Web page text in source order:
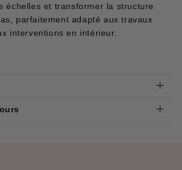
échelles et transformer la structure
parfaitement adapté aux travaux
interventions en intérieur.